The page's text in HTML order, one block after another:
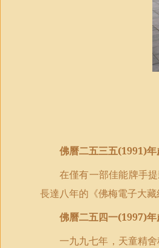
佛曆二五三五(1991)年
在僅有一部佳能牌手
長達八年的《佛梅電子大
佛曆二五四一(1997)年
一九九七年，天童精